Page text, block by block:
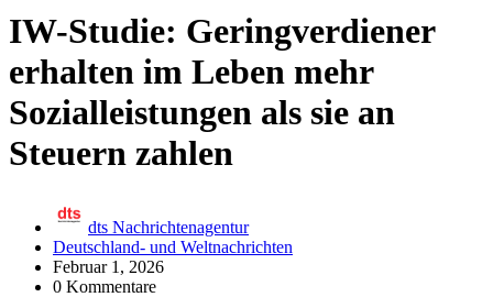
IW-Studie: Geringverdiener
erhalten im Leben mehr
Sozialleistungen als sie an
Steuern zahlen
dts Nachrichtenagentur
Deutschland- und Weltnachrichten
Februar 1, 2026
0 Kommentare